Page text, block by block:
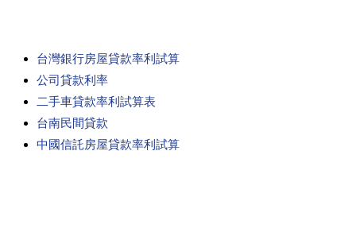
台灣銀行房屋貸款率利試算
公司貸款利率
二手車貸款率利試算表
台南民間貸款
中國信託房屋貸款率利試算